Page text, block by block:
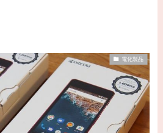
電化製品